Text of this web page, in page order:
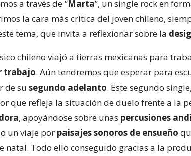
a través de “Marta”, un single rock en
la cara más crítica del joven chileno,
tema, que invita a reflexionar sobre la
chileno viajó a tierras mexicanas para
trabajo. Aún tendremos que esperar para
de susegundo adelanto. Este segundo
que refleja la situación de duelo frente a la
, apoyándose sobre unas percusiones
un viaje por paisajes sonoros de ensueño
natal. Todo ello conseguido gracias a la